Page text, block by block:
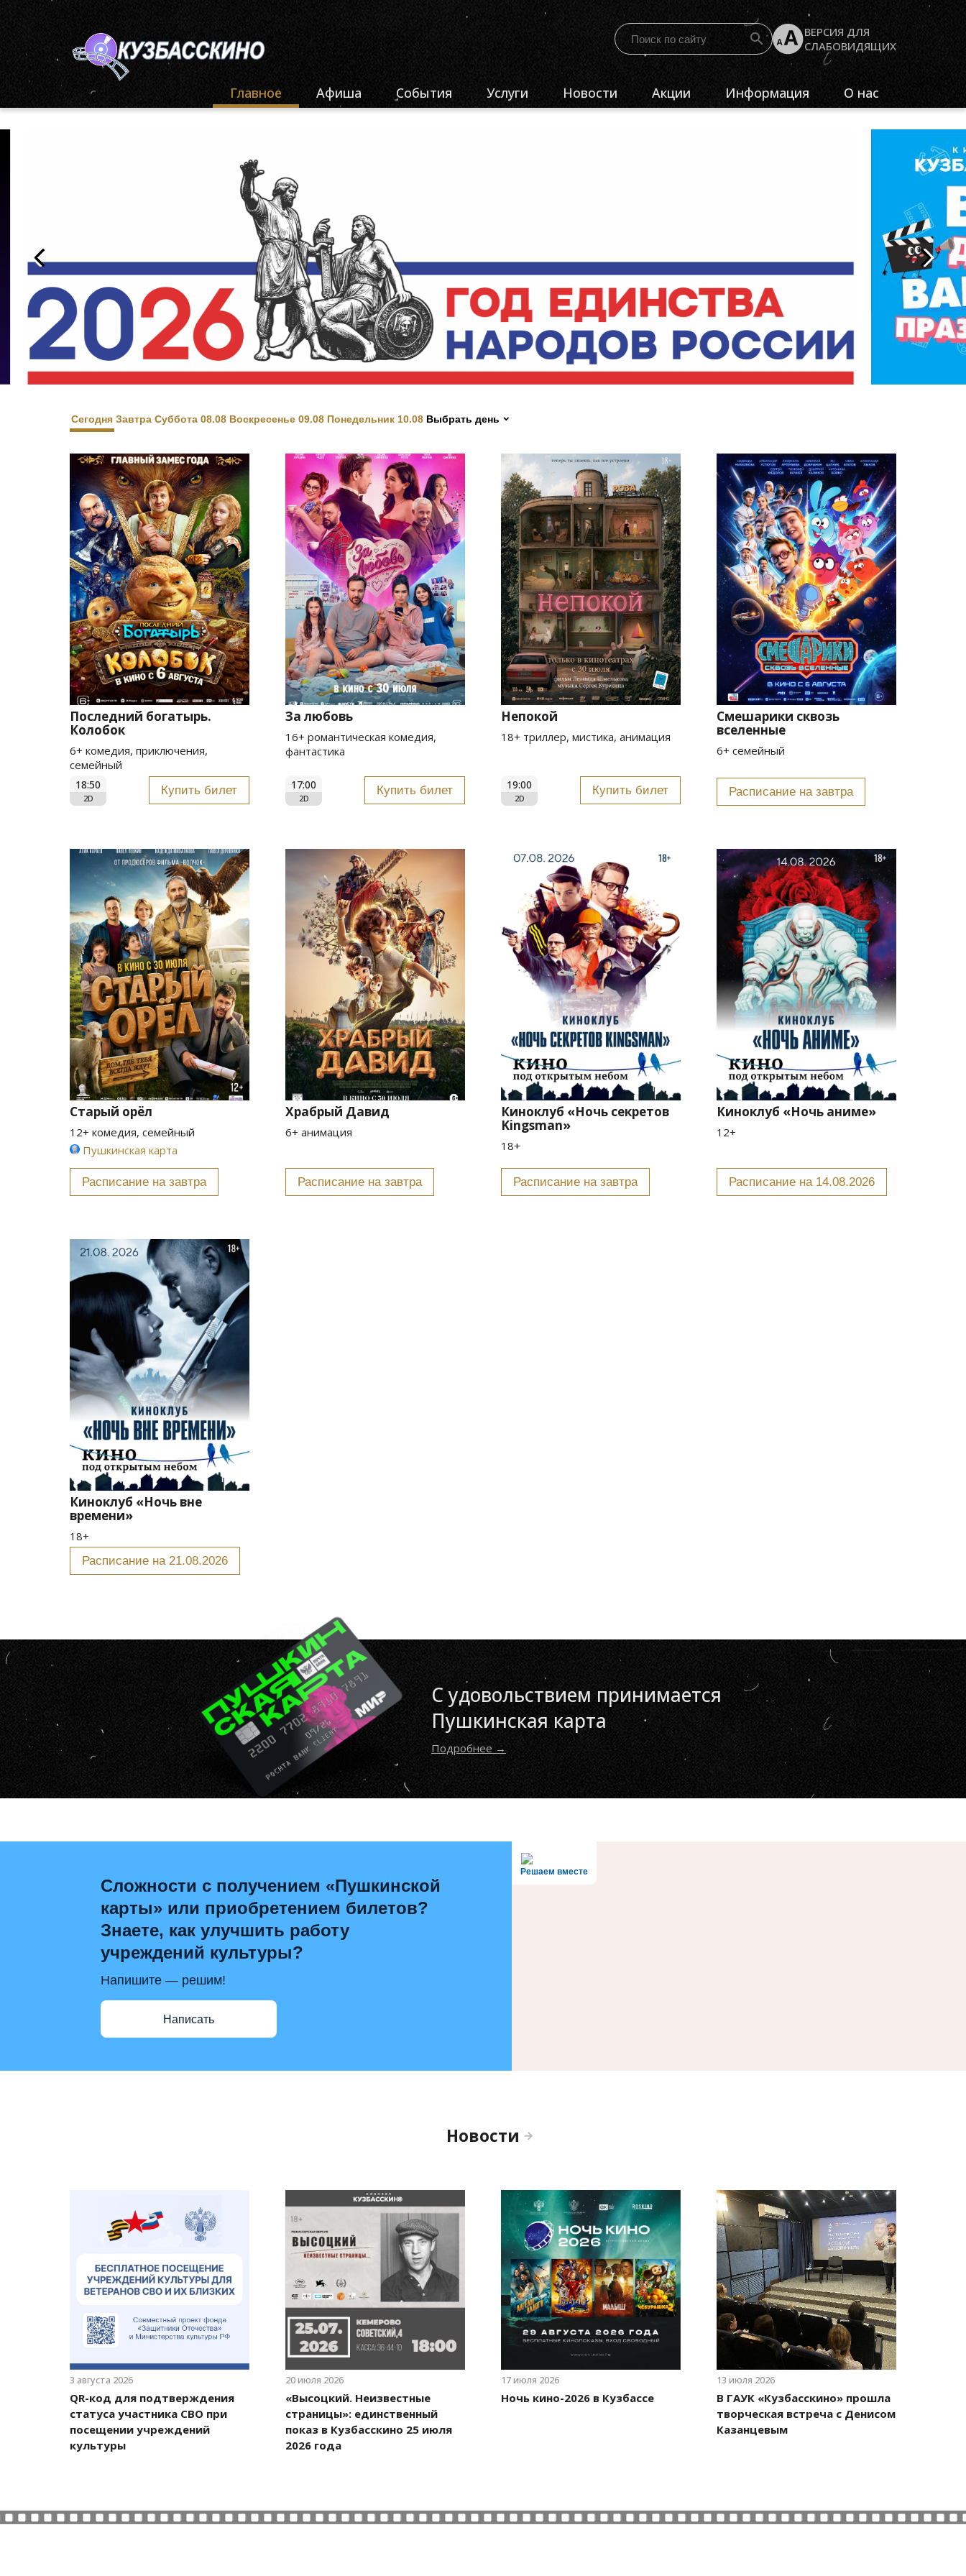
ВЕРСИЯ ДЛЯ
СЛАБОВИДЯЩИХ
Главное Афиша События
«ПроПобеду»
Областной конкурс
«Лучшее киноучреждение
Кузбасса»
Областной конкурс
«Папа в
объективе»
Областной конкурс
«Волшебный мир
Музей
Услуги Новости Акции Информация О нас
оценка
Сегодня Завтра Суббота 08.08 Воскресенье 09.08 Понедельник 10.08 Выбрать день
Последний богатырь.
Колобок
6+ комедия, приключения,
семейный
18:50
2D
Купить билет
За любовь
16+ романтическая комедия,
фантастика
17:00
2D
Купить билет
Непокой
18+ триллер, мистика, анимация
19:00
2D
Купить билет
Смешарики сквозь
вселенные
6+ семейный
Расписание на завтра
Старый орёл
12+ комедия, семейный
Пушкинская карта
Расписание на завтра
Храбрый Давид
6+ анимация
Расписание на завтра
Киноклуб «Ночь секретов
Kingsman»
18+
Расписание на завтра
Киноклуб «Ночь аниме»
12+
Расписание на 14.08.2026
Киноклуб «Ночь вне
времени»
18+
Расписание на 21.08.2026
С удовольствием принимается
Пушкинская карта
Подробнее →
Решаем вместе
Сложности с получением «Пушкинской
карты» или приобретением билетов?
Знаете, как улучшить работу
учреждений культуры?
Напишите — решим!
Написать
Новости
3 августа 2026
QR-код для подтверждения
статуса участника СВО при
посещении учреждений
культуры
20 июля 2026
«Высоцкий. Неизвестные
страницы»: единственный
показ в Кузбасскино 25 июля
2026 года
17 июля 2026
Ночь кино-2026 в Кузбассе
13 июля 2026
В ГАУК «Кузбасскино» прошла
творческая встреча с Денисом
Казанцевым